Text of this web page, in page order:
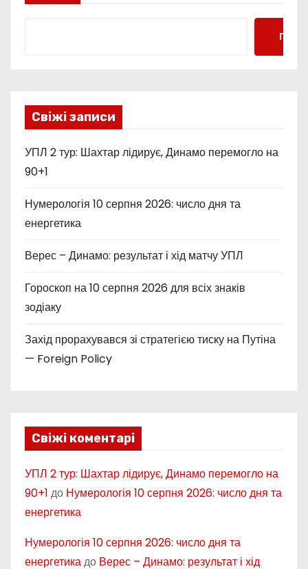
Свіжі записи
УПЛ 2 тур: Шахтар лідирує, Динамо перемогло на
90+1
Нумерологія 10 серпня 2026: число дня та
енергетика
Верес – Динамо: результат і хід матчу УПЛ
Гороскоп на 10 серпня 2026 для всіх знаків
зодіаку
Захід прорахувався зі стратегією тиску на Путіна
— Foreign Policy
Свіжі коментарі
УПЛ 2 тур: Шахтар лідирує, Динамо перемогло на
90+1 до Нумерологія 10 серпня 2026: число дня та
енергетика
Нумерологія 10 серпня 2026: число дня та
енергетикадо Верес – Динамо: результат і хід